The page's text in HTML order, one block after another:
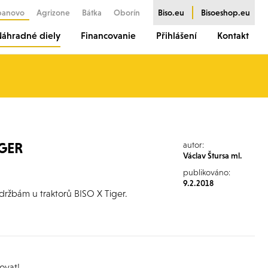
Agrizone Bátka Oborín Biso.eu Bisoeshop.eu
diely Financovanie Přihlášení Kontakt
autor:
Václav Štursa ml.
publikováno:
9.2.2018
u traktorů BISO X Tiger.